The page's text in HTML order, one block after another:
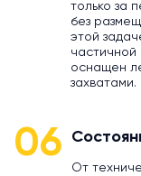
только за
без
этой
частичной
оснащен
захватами.
06
От